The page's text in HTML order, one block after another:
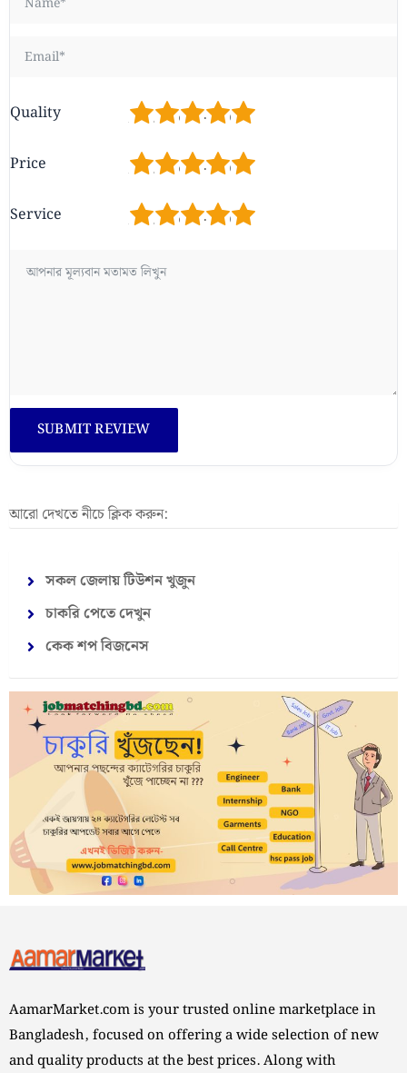
Quality 5
4
3
2
Price 5
4
3
2
Service 5
4
3
2
আরো দেখতে নীচে ক্লিক করুন:
সকল জেলায় টিউশন খুজুন
চাকরি পেতে দেখুন
কেক শপ বিজনেস
AamarMarket.com is your trusted online marketplace in
Bangladesh, focused on offering a wide selection of new
and quality products at the best prices. Along with